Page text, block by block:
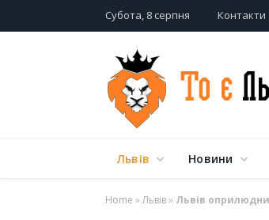
Субота, 8 серпня Контакти
Львів Новини
Home »Львів» Львів